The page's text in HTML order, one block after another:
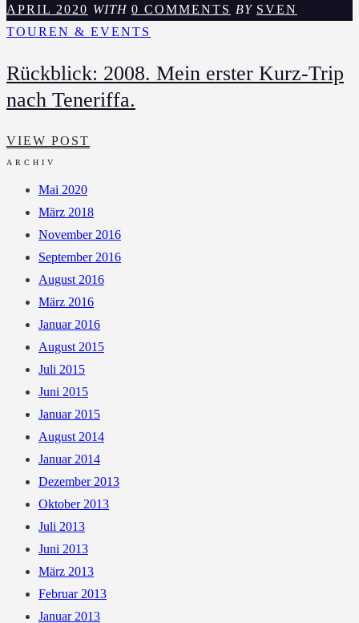
APRIL 2020 WITH 0 COMMENTS BY SVEN
TOUREN & EVENTS
Rückblick: 2008. Mein erster Kurz-Trip
nach Teneriffa.
VIEW POST
ERSTER
KURZ-
TRIP
NACH
TENERIFFA.
ARCHIV
Mai 2020
März 2018
November 2016
September 2016
August 2016
März 2016
Januar 2016
August 2015
Juli 2015
Juni 2015
Januar 2015
August 2014
Januar 2014
Dezember 2013
Oktober 2013
Juli 2013
Juni 2013
März 2013
Februar 2013
Januar 2013